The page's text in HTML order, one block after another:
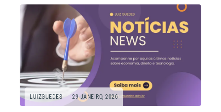
LUIZGUEDES 29 JANEIRO, 2026